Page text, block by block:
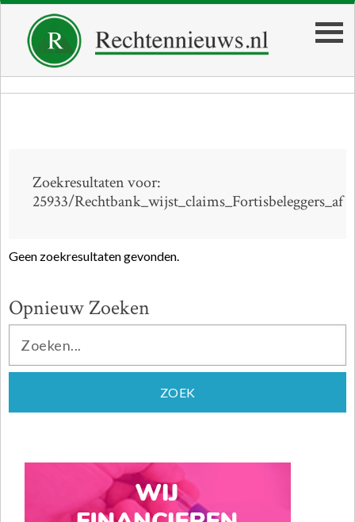
Zoekresultaten voor:
25933/Rechtbank_wijst_claims_Fortisbeleggers_af
Geen zoekresultaten gevonden.
Opnieuw Zoeken